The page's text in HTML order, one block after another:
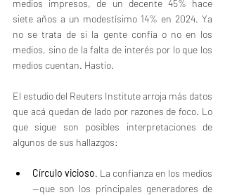
medios impresos, de un decente 45% hace
siete años a un modestísimo 14% en 2024. Ya
no se trata de si la gente confía o no en los
medios, sino de la falta de interés por lo que los
medios cuentan. Hastío.
El estudio del Reuters Institute arroja más datos
que acá quedan de lado por razones de foco. Lo
que sigue son posibles interpretaciones de
algunos de sus hallazgos:
Círculo vicioso. La confianza en los medios
—que son los principales generadores de